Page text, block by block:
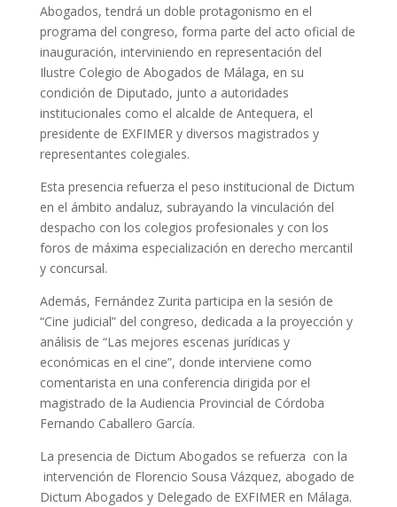
Abogados, tendrá un doble protagonismo en el
programa del congreso, forma parte del acto oficial de
inauguración, interviniendo en representación del
Ilustre Colegio de Abogados de Málaga, en su
condición de Diputado, junto a autoridades
institucionales como el alcalde de Antequera, el
presidente de EXFIMER y diversos magistrados y
representantes colegiales.
Esta presencia refuerza el peso institucional de Dictum
en el ámbito andaluz, subrayando la vinculación del
despacho con los colegios profesionales y con los
foros de máxima especialización en derecho mercantil
y concursal.
Además, Fernández Zurita participa en la sesión de
“Cine judicial” del congreso, dedicada a la proyección y
análisis de “Las mejores escenas jurídicas y
económicas en el cine”, donde interviene como
comentarista en una conferencia dirigida por el
magistrado de la Audiencia Provincial de Córdoba
Fernando Caballero García.
La presencia de Dictum Abogados se refuerza con la
intervención de Florencio Sousa Vázquez, abogado de
Dictum Abogados y Delegado de EXFIMER en Málaga.